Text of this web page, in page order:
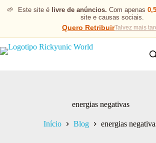
🌱 Este site é livre de anúncios. Com apenas
site e causas sociais.
Quero RetribuirTalvez mais
energias negativas
Início Blog energias